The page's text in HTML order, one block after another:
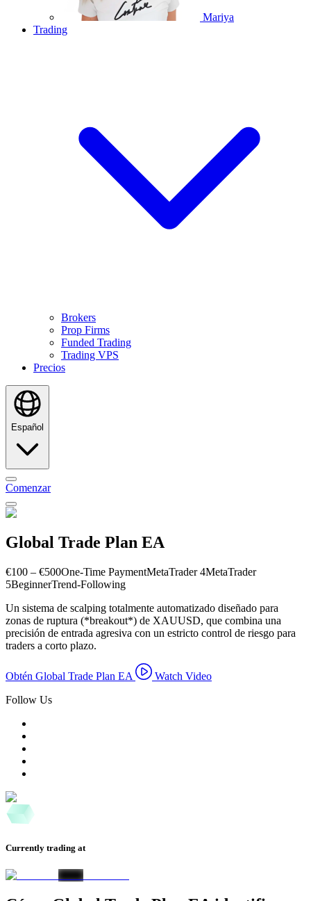
Mariya
Trading
Brokers
Prop Firms
Funded Trading
Trading VPS
Precios
Español
Comenzar
Global Trade Plan EA
€100 – €500One-Time PaymentMetaTrader 4MetaTrader
5BeginnerTrend-Following
Un sistema de scalping totalmente automatizado diseñado para
zonas de ruptura (*breakout*) de XAUUSD, que combina una
precisión de entrada agresiva con un estricto control de riesgo para
traders a corto plazo.
Obtén Global Trade Plan EA
Watch Video
Follow Us
Currently trading at